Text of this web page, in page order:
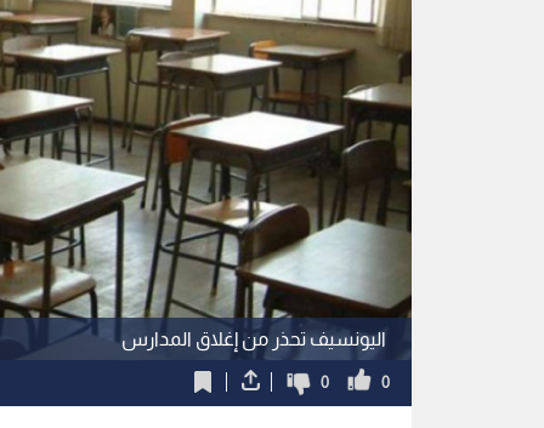
اليونسيف تحذر من إغلاق المدارس
0
0